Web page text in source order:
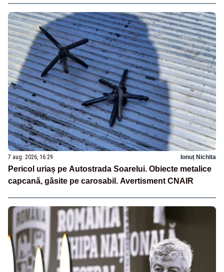
7 aug. 2026, 16:29 Ionuț Nichita
Pericol uriaș pe Autostrada Soarelui. Obiecte metalice
capcană, găsite pe carosabil. Avertisment CNAIR